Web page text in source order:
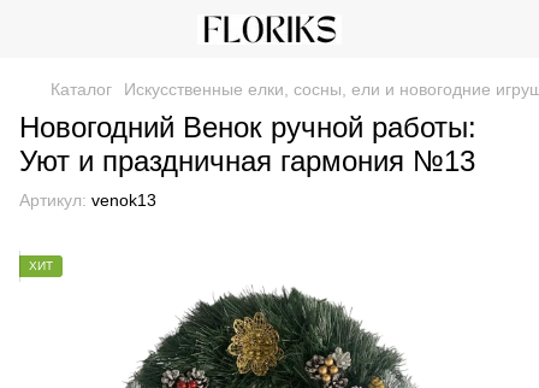
Каталог Искусственные елки, сосны, ели и новогодние
Новогодний Венок ручной работы:
Уют и праздничная гармония №13
Артикул: venok13
ХИТ